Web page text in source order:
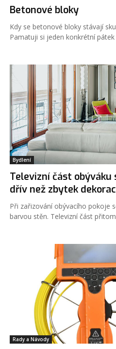
Betonové bloky
Kdy se betonové bloky stávají
Pamatuji si jeden konkrétní pátek
Bydlení
Televizní část
dřív než zbytek
Při zařizování obývacího pokoje
barvou stěn. Televizní část
Rady a Návody